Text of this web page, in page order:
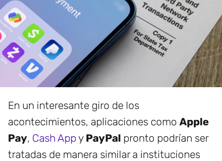
En un interesante giro de los
acontecimientos, aplicaciones como Apple
Pay, Cash App y PayPal pronto podrían ser
tratadas de manera similar a instituciones